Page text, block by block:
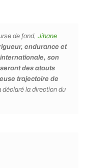
de fond, Jihane
endurance et
son
des atouts
trajectoire de
déclaré la direction du